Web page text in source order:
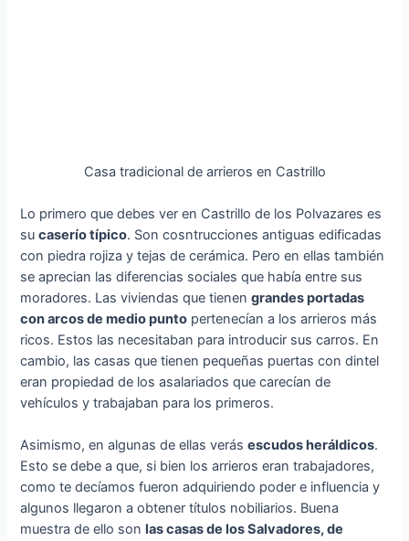
Casa tradicional de arrieros en Castrillo
Lo primero que debes ver en Castrillo de los Polvazares es
sucaserío típico. Son cosntrucciones antiguas edificadas
con piedra rojiza y tejas de cerámica. Pero en ellas también
se aprecian las diferencias sociales que había entre sus
moradores. Las viviendas que tienengrandes portadas
con arcos de medio punto pertenecían a los arrieros más
ricos. Estos las necesitaban para introducir sus carros. En
cambio, las casas que tienen pequeñas puertas con dintel
eran propiedad de los asalariados que carecían de
vehículos y trabajaban para los primeros.
Asimismo, en algunas de ellas verásescudos heráldicos.
Esto se debe a que, si bien los arrieros eran trabajadores,
como te decíamos fueron adquiriendo poder e influencia y
algunos llegaron a obtener títulos nobiliarios. Buena
muestra de ello sonlas casas de los Salvadores, de